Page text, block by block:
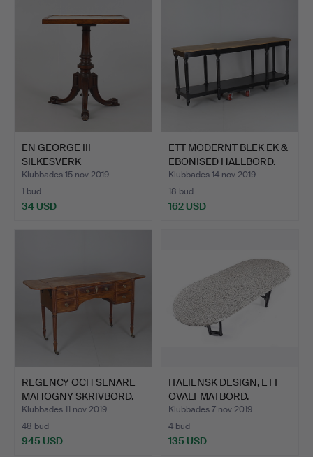
EN GEORGE III
SILKESVERK
POLESCREEN, SENAR…
Klubbades 15 nov 2019
1 bud
34 USD
ETT MODERNT BLEK EK &
EBONISED HALLBORD.
Klubbades 14 nov 2019
18 bud
162 USD
REGENCY OCH SENARE
MAHOGNY SKRIVBORD.
Klubbades 11 nov 2019
48 bud
945 USD
ITALIENSK DESIGN, ETT
OVALT MATBORD.
Klubbades 7 nov 2019
4 bud
135 USD